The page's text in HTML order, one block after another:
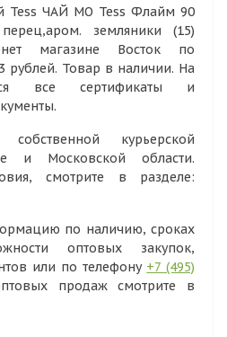
Tess ЧАЙ МО Tess Флайм 90
перец,аром. земляники (15)
магазине Восток по
рублей. Товар в наличии. На
все сертификаты и
собственной курьерской
и Московской области.
смотрите в разделе:
по наличию, сроках
оптовых закупок,
или по телефону +7 (495)
продаж смотрите в